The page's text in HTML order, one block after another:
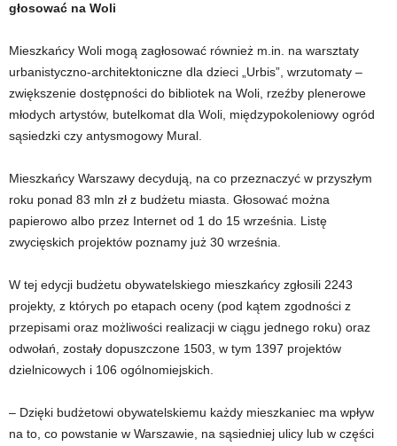
głosować na Woli
Mieszkańcy Woli mogą zagłosować również m.in. na warsztaty
urbanistyczno-architektoniczne dla dzieci „Urbis”, wrzutomaty –
zwiększenie dostępności do bibliotek na Woli, rzeźby plenerowe
młodych artystów, butelkomat dla Woli, międzypokoleniowy ogród
sąsiedzki czy antysmogowy Mural.
Mieszkańcy Warszawy decydują, na co przeznaczyć w przyszłym
roku ponad 83 mln zł z budżetu miasta. Głosować można
papierowo albo przez Internet od 1 do 15 września. Listę
zwycięskich projektów poznamy już 30 września.
W tej edycji budżetu obywatelskiego mieszkańcy zgłosili 2243
projekty, z których po etapach oceny (pod kątem zgodności z
przepisami oraz możliwości realizacji w ciągu jednego roku) oraz
odwołań, zostały dopuszczone 1503, w tym 1397 projektów
dzielnicowych i 106 ogólnomiejskich.
– Dzięki budżetowi obywatelskiemu każdy mieszkaniec ma wpływ
na to, co powstanie w Warszawie, na sąsiedniej ulicy lub w części